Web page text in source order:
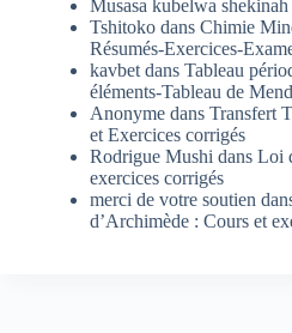
Musasa kubelwa shekinah
Tshitoko dans Chimie
Résumés-Exercices-
kavbet dans Tableau
éléments-Tableau de
Anonyme dans Transfert
et Exercices corrigés
Rodrigue Mushi dans Loi
exercices corrigés
merci de votre soutien
d’Archimède : Cours et